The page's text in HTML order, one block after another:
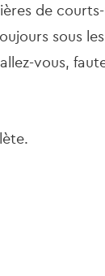
de
sous
vous,